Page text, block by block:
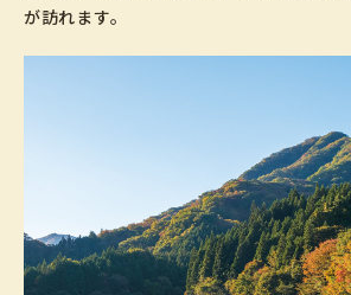
が訪れます。